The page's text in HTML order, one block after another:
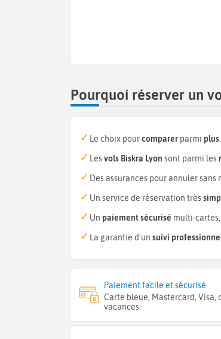
Pourquoi réserver un
Le choix pourcomparer parmi
Lesvols Biskra Lyon sont parmi les
Des assurances pour annuler sans
Un service de réservation très
Un paiement sécurisé multi-
La garantie d'un suivi
Paiement facile et sécurisé
Carte bleue, Mastercard, Visa,
vacances